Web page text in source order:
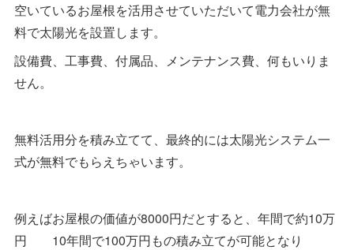
空いているお屋根を活用させていただいて電力会社が無
料で太陽光を設置します。
設備費、工事費、付属品、メンテナンス費、何もいりま
せん。
無料活用分を積み立てて、最終的には太陽光システム一
式が無料でもらえちゃいます。
例えばお屋根の価値が8000円だとすると、年間で約10万
円 10年間で100万円もの積み立てが可能となり